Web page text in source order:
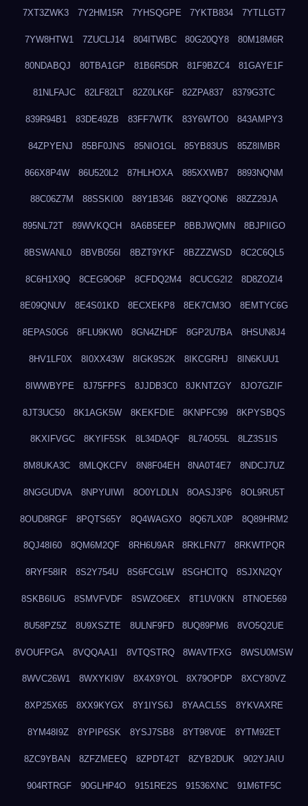
7XT3ZWK3 7Y2HM15R 7YHSQGPE 7YKTB834 7YTLLGT7
7YW8HTW1 7ZUCLJ14 804ITWBC 80G20QY8 80M18M6R
80NDABQJ 80TBA1GP 81B6R5DR 81F9BZC4 81GAYE1F
81NLFAJC 82LF82LT 82Z0LK6F 82ZPA837 8379G3TC
839R94B1 83DE49ZB 83FF7WTK 83Y6WTO0 843AMPY3
84ZPYENJ 85BF0JNS 85NIO1GL 85YB83US 85Z8IMBR
866X8P4W 86U520L2 87HLHOXA 885XXWB7 8893NQNM
88C06Z7M 88SSKI00 88Y1B346 88ZYQON6 88ZZ29JA
895NL72T 89WVKQCH 8A6B5EEP 8BBJWQMN 8BJPIIGO
8BSWANL0 8BVB056I 8BZT9YKF 8BZZZWSD 8C2C6QL5
8C6H1X9Q 8CEG9O6P 8CFDQ2M4 8CUCG2I2 8D8ZOZI4
8E09QNUV 8E4S01KD 8ECXEKP8 8EK7CM3O 8EMTYC6G
8EPAS0G6 8FLU9KW0 8GN4ZHDF 8GP2U7BA 8HSUN8J4
8HV1LF0X 8I0XX43W 8IGK9S2K 8IKCGRHJ 8IN6KUU1
8IWWBYPE 8J75FPFS 8JJDB3C0 8JKNTZGY 8JO7GZIF
8JT3UC50 8K1AGK5W 8KEKFDIE 8KNPFC99 8KPYSBQS
8KXIFVGC 8KYIF5SK 8L34DAQF 8L74O55L 8LZ3S1IS
8M8UKA3C 8MLQKCFV 8N8F04EH 8NA0T4E7 8NDCJ7UZ
8NGGUDVA 8NPYUIWI 8O0YLDLN 8OASJ3P6 8OL9RU5T
8OUD8RGF 8PQTS65Y 8Q4WAGXO 8Q67LX0P 8Q89HRM2
8QJ48I60 8QM6M2QF 8RH6U9AR 8RKLFN77 8RKWTPQR
8RYF58IR 8S2Y754U 8S6FCGLW 8SGHCITQ 8SJXN2QY
8SKB6IUG 8SMVFVDF 8SWZO6EX 8T1UV0KN 8TNOE569
8U58PZ5Z 8U9XSZTE 8ULNF9FD 8UQ89PM6 8VO5Q2UE
8VOUFPGA 8VQQAA1I 8VTQSTRQ 8WAVTFXG 8WSU0MSW
8WVC26W1 8WXYKI9V 8X4X9YOL 8X79OPDP 8XCY80VZ
8XP25X65 8XX9KYGX 8Y1IYS6J 8YAACL5S 8YKVAXRE
8YM48I9Z 8YPIP6SK 8YSJ7SB8 8YT98V0E 8YTM92ET
8ZC9YBAN 8ZFZMEEQ 8ZPDT42T 8ZYB2DUK 902YJAIU
904RTRGF 90GLHP4O 9151RE2S 91536XNC 91M6TF5C